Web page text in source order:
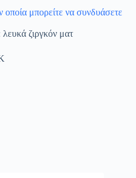
οποία μπορείτε να συνδυάσετε
ζιργκόν ματ